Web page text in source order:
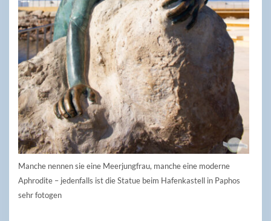
Manche nennen sie eine Meerjungfrau, manche eine moderne
Aphrodite – jedenfalls ist die Statue beim Hafenkastell in Paphos
sehr fotogen